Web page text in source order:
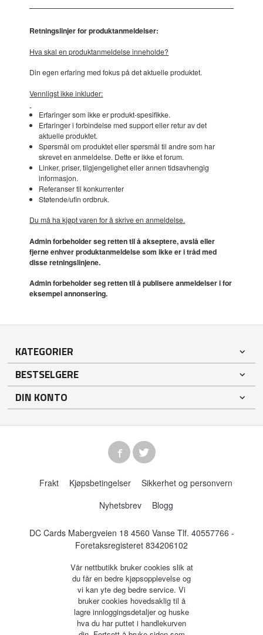
Retningslinjer for produktanmeldelser:
Hva skal en produktanmeldelse inneholde?
Din egen erfaring med fokus på det aktuelle produktet.
Vennligst ikke inkluder:
Erfaringer som ikke er produkt-spesifikke.
Erfaringer i forbindelse med support eller retur av det
aktuelle produktet.
Spørsmål om produktet eller spørsmål til andre som har
skrevet en anmeldelse. Dette er ikke et forum.
Linker, priser, tilgjengelighet eller annen tidsavhengig
informasjon.
Referanser til konkurrenter
Støtende/ufin ordbruk.
Du må ha kjøpt varen for å skrive en anmeldelse.
Admin forbeholder seg retten til å akseptere, avslå eller
fjerne enhver produktanmeldelse som ikke er i tråd med
disse retningslinjene.
Admin forbeholder seg retten til å publisere anmeldelser i for
eksempel annonsering.
KATEGORIER
BESTSELGERE
DIN KONTO
Frakt Kjøpsbetingelser
Sikkerhet og personvern
Nyhetsbrev
Blogg
DC Cards Mabergveien 18 4560 Vanse Tlf. 40557766 -
Foretaksregisteret 834206102
Vår nettbutikk bruker cookies slik at
du får en bedre kjøpsopplevelse og
vi kan yte deg bedre service. Vi
bruker cookies hovedsaklig til å
lagre innloggingsdetaljer og huske
hva du har puttet i handlekurven